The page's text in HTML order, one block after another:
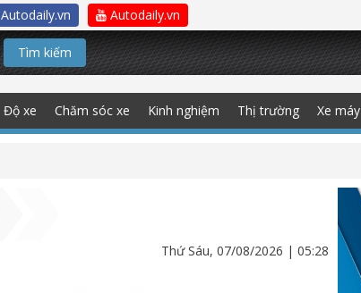
Autodaily.vn Autodaily.vn
Tìm kiếm
Độ xe Chăm sóc xe Kinh nghiệm Thị trường Xe máy
Thứ Sáu, 07/08/2026 | 05:28